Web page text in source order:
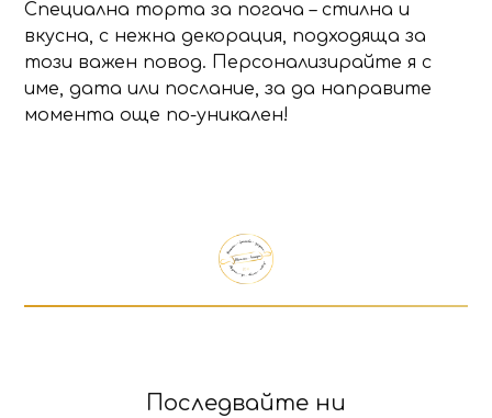
Специална торта за погача – стилна и
вкусна, с нежна декорация, подходяща за
този важен повод. Персонализирайте я с
име, дата или послание, за да направите
момента още по-уникален!
Последвайте ни